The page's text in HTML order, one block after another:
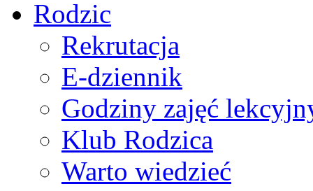
Rodzic
Rekrutacja
E-dziennik
Godziny zajęć
Klub Rodzica
Warto wiedzieć